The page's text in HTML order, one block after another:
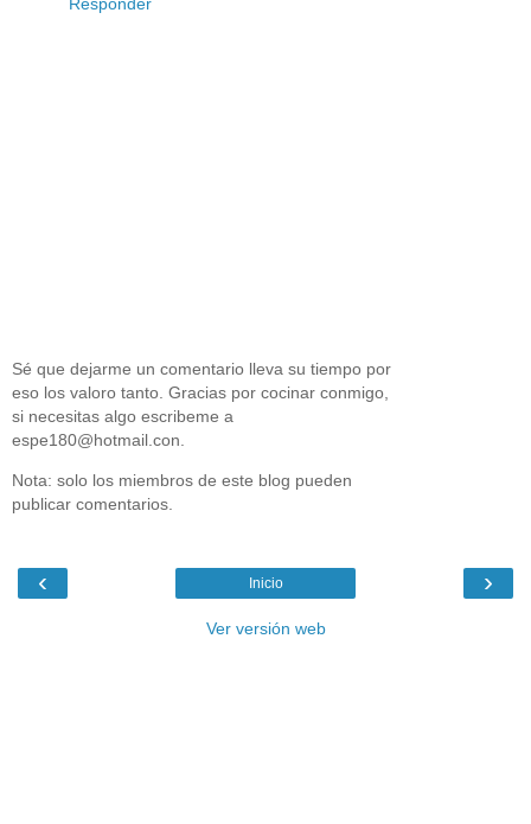
Sé que dejarme un comentario lleva su tiempo por
eso los valoro tanto. Gracias por cocinar conmigo,
si necesitas algo escribeme a
espe180@hotmail.con.
Nota: solo los miembros de este blog pueden
publicar comentarios.
‹ ›
Inicio
Ver versión web